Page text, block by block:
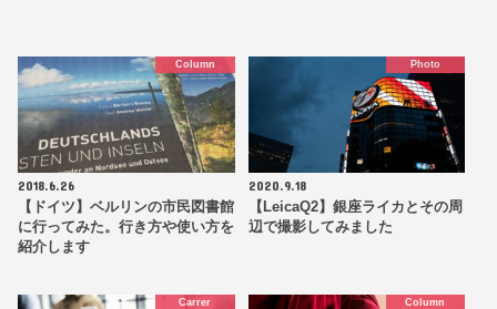
Column
2018.6.26
【ドイツ】ベルリンの市民図書館
に行ってみた。行き方や使い方を
紹介します
Photo
2020.9.18
【LeicaQ2】銀座ライカとその周
辺で撮影してみました
Carrer Column